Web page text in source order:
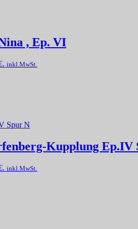
, Ep. VI
inkl.MwSt.
Kupplung Ep.IV
inkl.MwSt.